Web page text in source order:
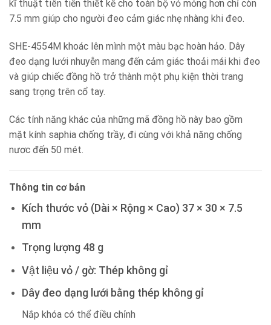
kĩ thuật tiên tiến thiết kế cho toàn bộ vỏ mỏng hơn chỉ còn
7.5 mm giúp cho người đeo cảm giác nhẹ nhàng khi đeo.
SHE-4554M khoác lên mình một màu bạc hoàn hảo. Dây
đeo dạng lưới nhuyễn mang đến cảm giác thoải mái khi đeo
và giúp chiếc đồng hồ trở thành một phụ kiện thời trang
sang trọng trên cổ tay.
Các tính năng khác của những mã đồng hồ này bao gồm
mặt kính saphia chống trầy, đi cùng với khả năng chống
nươc đến 50 mét.
Thông tin cơ bản
Kích thước vỏ (Dài × Rộng × Cao) 37 × 30 × 7.5
mm
Trọng lượng 48 g
Vật liệu vỏ / gờ: Thép không gỉ
Dây đeo dạng lưới bằng thép không gỉ
Nắp khóa có thể điều chỉnh